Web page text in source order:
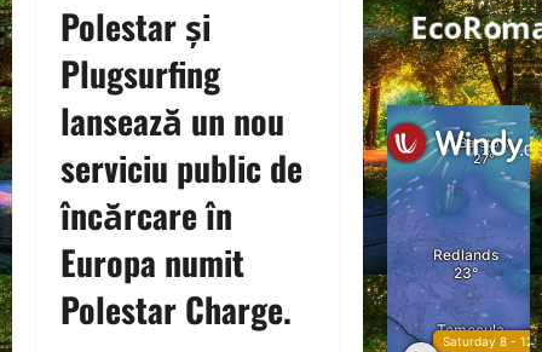
Polestar și
Plugsurfing
lansează un nou
serviciu public de
încărcare în
Europa numit
Polestar Charge.